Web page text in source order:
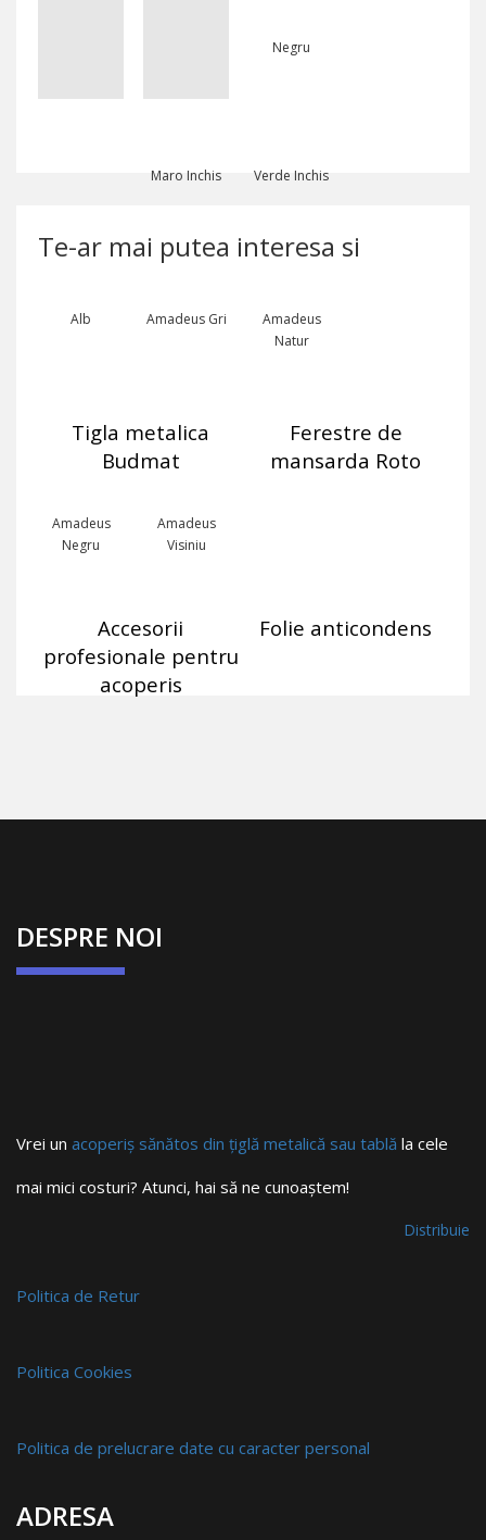
Negru
Maro Inchis Verde Inchis
Alb Amadeus Gri
Amadeus
Natur
Amadeus
Negru
Amadeus
Visiniu
Te-ar mai putea interesa si
Tigla metalica
Budmat
Ferestre de
mansarda Roto
Accesorii
profesionale pentru
acoperis
Folie anticondens
DESPRE NOI
Vrei un acoperiș sănătos din țiglă metalică sau tablă la cele
mai mici costuri? Atunci, hai să ne cunoaștem!
Distribuie
Politica de Retur
Politica Cookies
Politica de prelucrare date cu caracter personal
ADRESA